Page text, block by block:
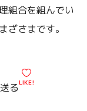
組合を組んでい
ざさまです。
るLIKE!